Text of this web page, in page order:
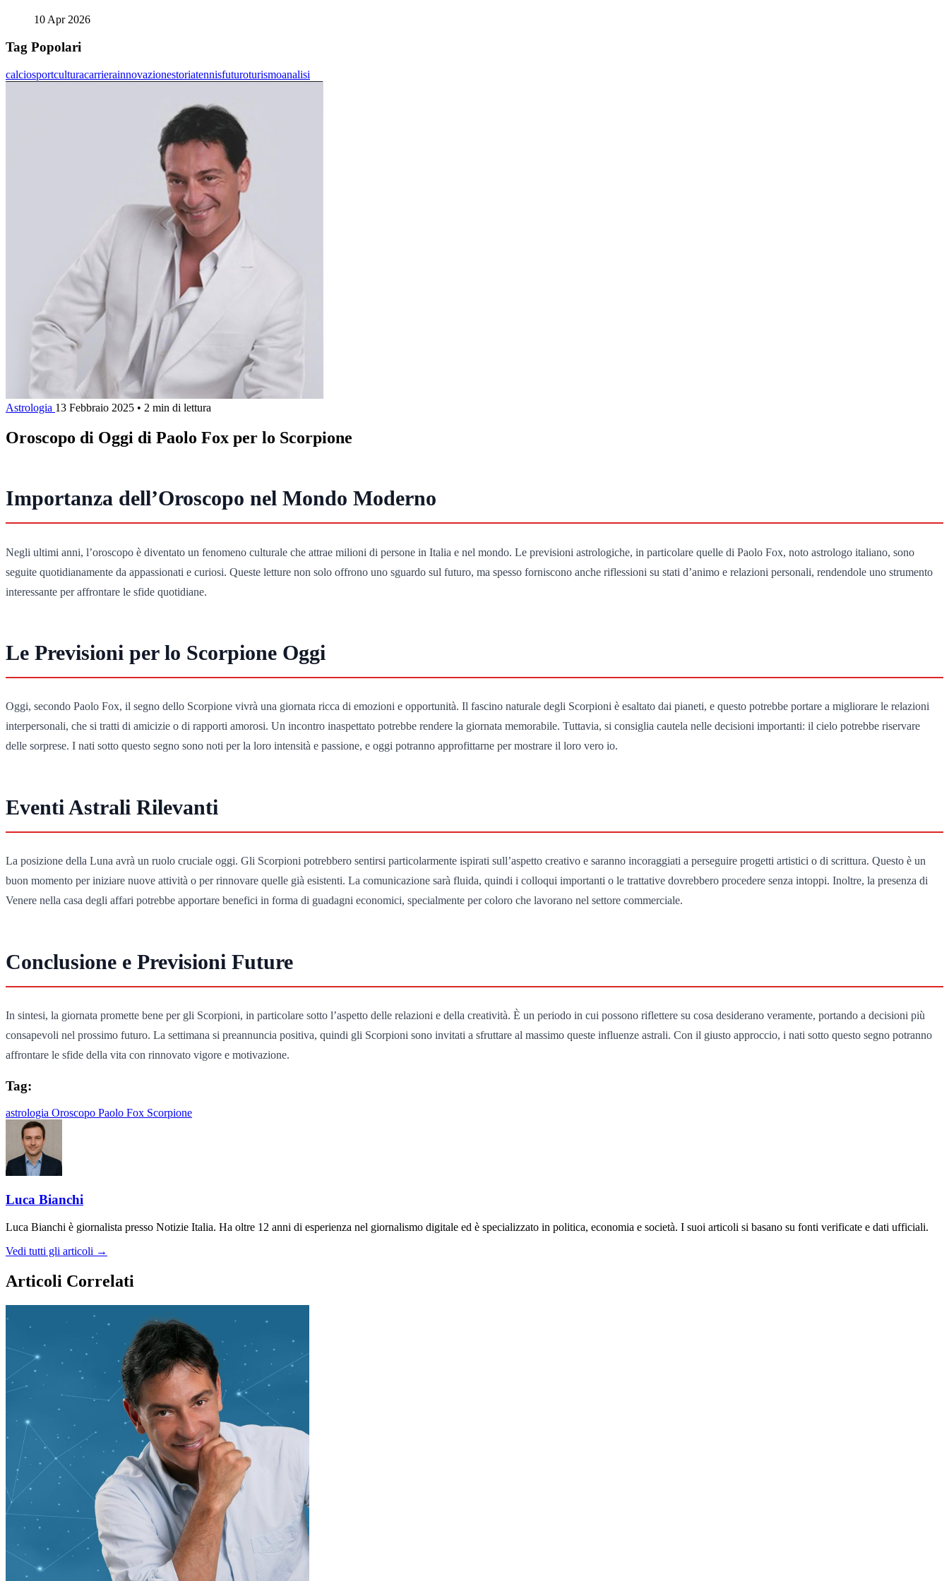
10 Apr 2026
Tag Popolari
calciosportculturacarrierainnovazionestoriatennisfuturoturismoanalisi
Astrologia 13 Febbraio 2025 • 2 min di lettura
Oroscopo di Oggi di Paolo Fox per lo Scorpione
Importanza dell’Oroscopo nel Mondo Moderno
Negli ultimi anni, l’oroscopo è diventato un fenomeno culturale che attrae milioni di persone in Italia e nel mondo. Le previsioni astrologiche, in particolare quelle di Paolo Fox, noto astrologo italiano, sono
seguite quotidianamente da appassionati e curiosi. Queste letture non solo offrono uno sguardo sul futuro, ma spesso forniscono anche riflessioni su stati d’animo e relazioni personali, rendendole uno strumento
interessante per affrontare le sfide quotidiane.
Le Previsioni per lo Scorpione Oggi
Oggi, secondo Paolo Fox, il segno dello Scorpione vivrà una giornata ricca di emozioni e opportunità. Il fascino naturale degli Scorpioni è esaltato dai pianeti, e questo potrebbe portare a migliorare le relazioni
interpersonali, che si tratti di amicizie o di rapporti amorosi. Un incontro inaspettato potrebbe rendere la giornata memorabile. Tuttavia, si consiglia cautela nelle decisioni importanti: il cielo potrebbe riservare
delle sorprese. I nati sotto questo segno sono noti per la loro intensità e passione, e oggi potranno approfittarne per mostrare il loro vero io.
Eventi Astrali Rilevanti
La posizione della Luna avrà un ruolo cruciale oggi. Gli Scorpioni potrebbero sentirsi particolarmente ispirati sull’aspetto creativo e saranno incoraggiati a perseguire progetti artistici o di scrittura. Questo è un
buon momento per iniziare nuove attività o per rinnovare quelle già esistenti. La comunicazione sarà fluida, quindi i colloqui importanti o le trattative dovrebbero procedere senza intoppi. Inoltre, la presenza di
Venere nella casa degli affari potrebbe apportare benefici in forma di guadagni economici, specialmente per coloro che lavorano nel settore commerciale.
Conclusione e Previsioni Future
In sintesi, la giornata promette bene per gli Scorpioni, in particolare sotto l’aspetto delle relazioni e della creatività. È un periodo in cui possono riflettere su cosa desiderano veramente, portando a decisioni più
consapevoli nel prossimo futuro. La settimana si preannuncia positiva, quindi gli Scorpioni sono invitati a sfruttare al massimo queste influenze astrali. Con il giusto approccio, i nati sotto questo segno potranno
affrontare le sfide della vita con rinnovato vigore e motivazione.
Tag:
astrologia Oroscopo Paolo Fox Scorpione
Luca Bianchi
Luca Bianchi è giornalista presso Notizie Italia. Ha oltre 12 anni di esperienza nel giornalismo digitale ed è specializzato in politica, economia e società. I suoi articoli si basano su fonti verificate e dati ufficiali.
Vedi tutti gli articoli →
Articoli Correlati